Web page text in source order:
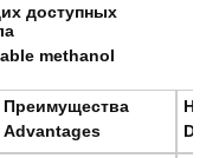
доступных
methanol
Преимущества
Advantages